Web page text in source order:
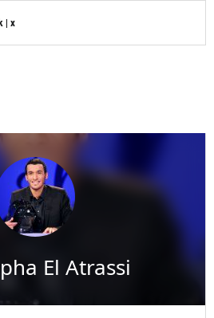
| x
El Atrassi